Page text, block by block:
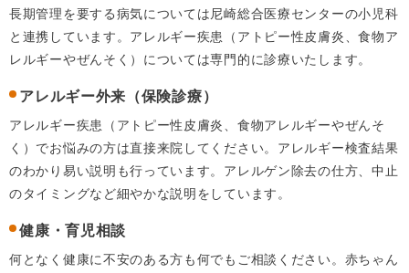
長期管理を要する病気については尼崎総合医療センターの小児科
と連携しています。アレルギー疾患（アトピー性皮膚炎、食物ア
レルギーやぜんそく）については専門的に診療いたします。
アレルギー外来（保険診療）
アレルギー疾患（アトピー性皮膚炎、食物アレルギーやぜんそ
く）でお悩みの方は直接来院してください。アレルギー検査結果
のわかり易い説明も行っています。アレルゲン除去の仕方、中止
のタイミングなど細やかな説明をしています。
健康・育児相談
何となく健康に不安のある方も何でもご相談ください。赤ちゃん